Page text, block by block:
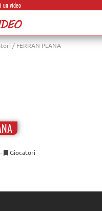
un video
/ FERRAN PLANA
Giocatori